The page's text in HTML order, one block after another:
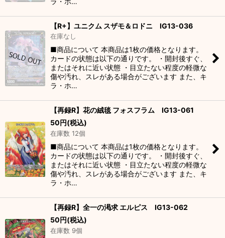
【R+】ユニクム スザモ＆ロドニ IG13-036
在庫なし
■商品について 本商品は1枚の価格となります。
カードの状態は以下の通りです。 ・開封後すぐ、
またはそれに近い状態 ・目立たない程度の軽微な
傷や汚れ、スレがある場合がございます また、キ
ラ・ホ…
【再録R】花の絨毯 フォスフラム IG13-061
50円(税込)
在庫数 12個
■商品について 本商品は1枚の価格となります。
カードの状態は以下の通りです。 ・開封後すぐ、
またはそれに近い状態 ・目立たない程度の軽微な
傷や汚れ、スレがある場合がございます また、キ
ラ・ホ…
【再録R】全一の渇求 エルピス IG13-062
50円(税込)
在庫数 9個